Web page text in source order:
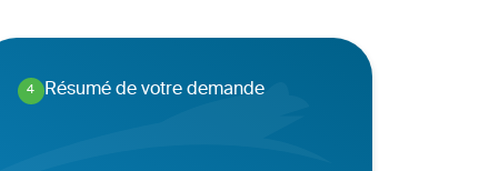
4
. Résumé de votre demande